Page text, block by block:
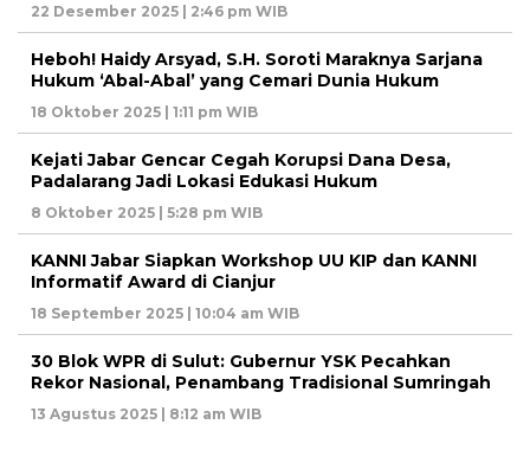
22 Desember 2025 | 2:46 pm WIB
Heboh! Haidy Arsyad, S.H. Soroti Maraknya Sarjana
Hukum ‘Abal-Abal’ yang Cemari Dunia Hukum
18 Oktober 2025 | 1:11 pm WIB
Kejati Jabar Gencar Cegah Korupsi Dana Desa,
Padalarang Jadi Lokasi Edukasi Hukum
8 Oktober 2025 | 5:28 pm WIB
KANNI Jabar Siapkan Workshop UU KIP dan KANNI
Informatif Award di Cianjur
18 September 2025 | 10:04 am WIB
30 Blok WPR di Sulut: Gubernur YSK Pecahkan
Rekor Nasional, Penambang Tradisional Sumringah
13 Agustus 2025 | 8:12 am WIB